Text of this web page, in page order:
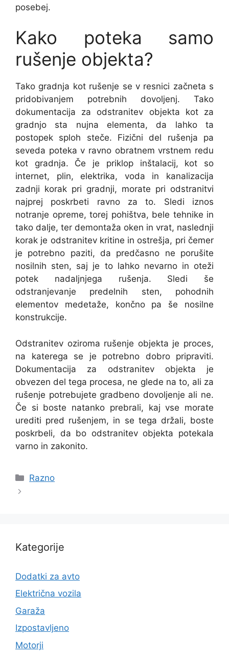
posebej.
Kako poteka samo
rušenje objekta?
Tako gradnja kot rušenje se v resnici začneta s
pridobivanjem potrebnih dovoljenj. Tako
dokumentacija za odstranitev objekta kot za
gradnjo sta nujna elementa, da lahko ta
postopek sploh steče. Fizični del rušenja pa
seveda poteka v ravno obratnem vrstnem redu
kot gradnja. Če je priklop inštalacij, kot so
internet, plin, elektrika, voda in kanalizacija
zadnji korak pri gradnji, morate pri odstranitvi
najprej poskrbeti ravno za to. Sledi iznos
notranje opreme, torej pohištva, bele tehnike in
tako dalje, ter demontaža oken in vrat, naslednji
korak je odstranitev kritine in ostrešja, pri čemer
je potrebno paziti, da predčasno ne porušite
nosilnih sten, saj je to lahko nevarno in oteži
potek nadaljnjega rušenja. Sledi še
odstranjevanje predelnih sten, pohodnih
elementov medetaže, končno pa še nosilne
konstrukcije.
Odstranitev oziroma rušenje objekta je proces,
na katerega se je potrebno dobro pripraviti.
Dokumentacija za odstranitev objekta je
obvezen del tega procesa, ne glede na to, ali za
rušenje potrebujete gradbeno dovoljenje ali ne.
Če si boste natanko prebrali, kaj vse morate
urediti pred rušenjem, in se tega držali, boste
poskrbeli, da bo odstranitev objekta potekala
varno in zakonito.
Categories
Razno
Kategorije
Dodatki za avto
Električna vozila
Garaža
Izpostavljeno
Motorji